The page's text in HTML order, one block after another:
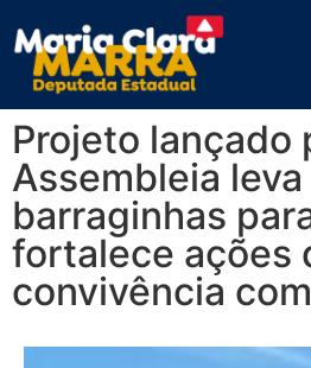
Projeto lançado
Assembleia leva
barraginhas
fortalece ações
convivência